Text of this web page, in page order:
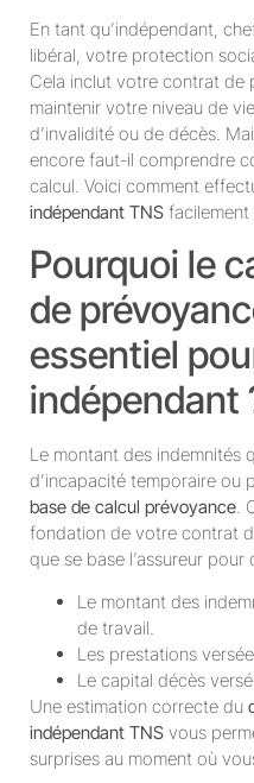
En tant qu’indépendant,
libéral, votre protection
Cela inclut votre contrat de
maintenir votre niveau de
d’invalidité ou de décès.
encore faut-il comprendre
calcul. Voici comment
indépendant TNS
Pourquoi le
de
essentiel
indépendant
Le montant des indemnités
d’incapacité temporaire ou
base de calcul prévoyance.
fondation de votre contrat
que se base l’assureur pour
Le montant des
de travail.
Les prestations
Le capital décès
Une estimation correcte du
indépendant TNS vous
surprises au moment où